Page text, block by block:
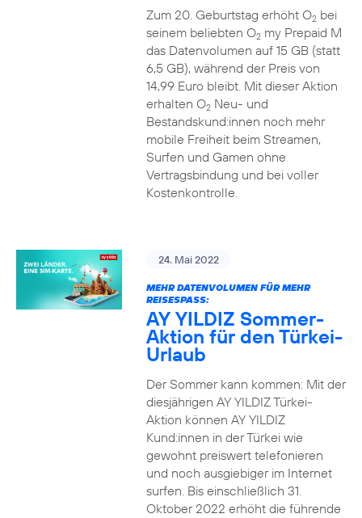
Zum 20. Geburtstag erhöht O2bei
seinem beliebten O2my Prepaid M
das Datenvolumen auf 15 GB (statt
6,5 GB), während der Preis von
14,99 Euro bleibt. Mit dieser Aktion
erhalten O2Neu- und
Bestandskund:innen noch mehr
mobile Freiheit beim Streamen,
Surfen und Gamen ohne
Vertragsbindung und bei voller
Kostenkontrolle.
24. Mai 2022
MEHR DATENVOLUMEN FÜR MEHR
REISESPASS:
AY YILDIZ Sommer-
Aktion für den Türkei-
Urlaub
Der Sommer kann kommen: Mit der
diesjährigen AY YILDIZ Türkei-
Aktion können AY YILDIZ
Kund:innen in der Türkei wie
gewohnt preiswert telefonieren
und noch ausgiebiger im Internet
surfen. Bis einschließlich 31.
Oktober 2022 erhöht die führende